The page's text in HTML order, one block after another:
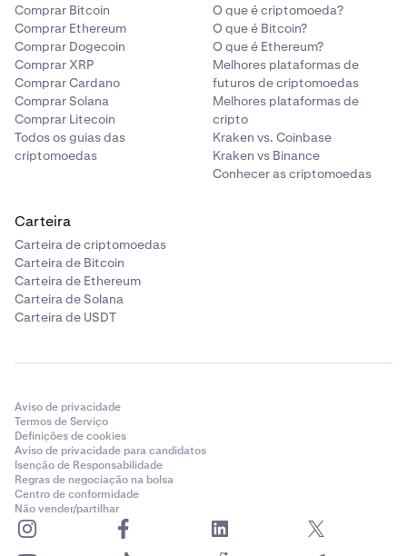
Comprar Bitcoin
Comprar Ethereum
Comprar Dogecoin
Comprar XRP
Comprar Cardano
Comprar Solana
Comprar Litecoin
Todos os guias das
criptomoedas
O que é criptomoeda?
O que é Bitcoin?
O que é Ethereum?
Melhores plataformas de
futuros de criptomoedas
Melhores plataformas de
cripto
Kraken vs. Coinbase
Kraken vs Binance
Conhecer as criptomoedas
Carteira
Carteira de criptomoedas
Carteira de Bitcoin
Carteira de Ethereum
Carteira de Solana
Carteira de USDT
Aviso de privacidade
Termos de Serviço
Definições de cookies
Aviso de privacidade para candidatos
Isenção de Responsabilidade
Regras de negociação na bolsa
Centro de conformidade
Não vender/partilhar